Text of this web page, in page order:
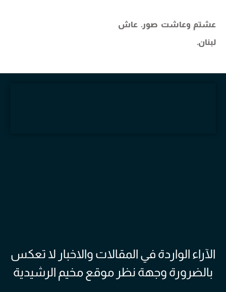
عشتم وعاشت صور. عاش
لبنان.
الآراء الواردة في المقالات والاخبار لا تعكس
بالضرورة وجهة نظر موقع مخيم الرشيدية